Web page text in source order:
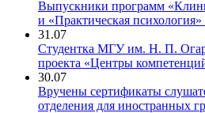
Выпускники программ
и «Практическая
31.07
Студентка МГУ им. Н. П.
проекта «Центры
30.07
Вручены сертификаты
отделения для иностранных